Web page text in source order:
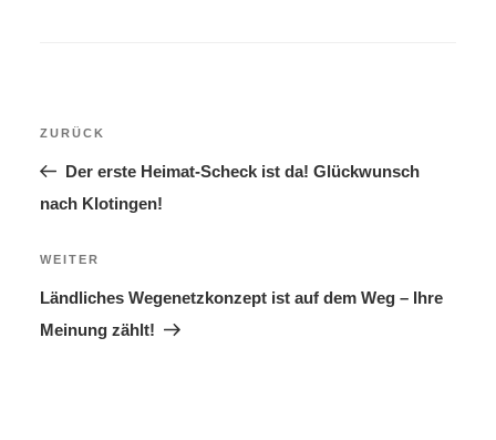
Vorheriger
Beitrag
ZURÜCK
Der erste Heimat-Scheck ist da! Glückwunsch
nach Klotingen!
Nächster
Beitrag
WEITER
Ländliches Wegenetzkonzept ist auf dem Weg – Ihre
Meinung zählt!